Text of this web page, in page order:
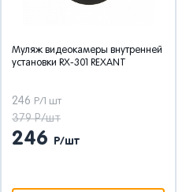
Муляж видеокамеры внутренней
установки RX-301 REXANT
246 Р/1 шт
379 Р/шт
246 Р/шт